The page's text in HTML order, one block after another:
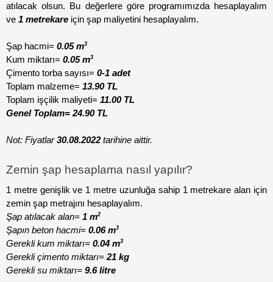
atılacak olsun. Bu değerlere göre programımızda hesaplayalım
ve 1 metrekare için şap maliyetini hesaplayalım.
Şap hacmi= 0.05 m3
Kum miktarı= 0.05 m3
Çimento torba sayısı= 0-1 adet
Toplam malzeme= 13.90 TL
Toplam işçilik maliyeti= 11.00 TL
Genel Toplam= 24.90 TL
Not: Fiyatlar 30.08.2022 tarihine aittir.
Zemin şap hesaplama nasıl yapılır?
1 metre genişlik ve 1 metre uzunluğa sahip 1 metrekare alan için
zemin şap metrajını hesaplayalım.
Şap atılacak alan= 1 m2
Şapın beton hacmi= 0.06 m3
Gerekli kum miktarı= 0.04 m3
Gerekli çimento miktarı= 21 kg
Gerekli su miktarı= 9.6 litre